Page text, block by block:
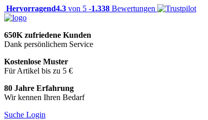
Hervorragend4.3 von 5 -1.338 Bewertungen
650K zufriedene Kunden
Dank persönlichem Service
Kostenlose Muster
Für Artikel bis zu 5 €
80 Jahre Erfahrung
Wir kennen Ihren Bedarf
Suche Login